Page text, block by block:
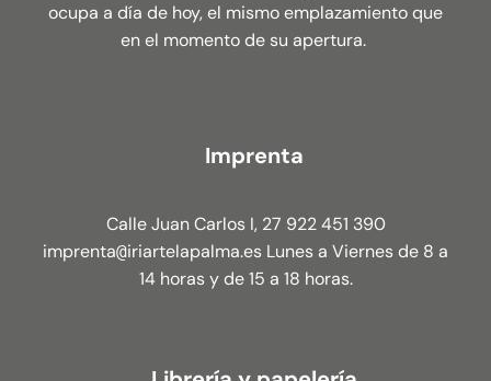
ocupa a día de hoy, el mismo emplazamiento que
en el momento de su apertura.
Imprenta
Calle Juan Carlos I, 27 922 451 390
imprenta@iriartelapalma.es Lunes a Viernes de 8 a
14 horas y de 15 a 18 horas.